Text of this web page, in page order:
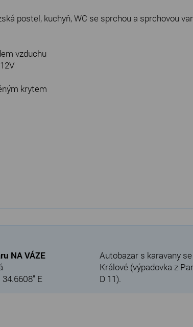
postel, kuchyň, WC se sprchou a sprchovou
vzduchu
krytem
NA VÁZE
34.6608" E
Autobazar s karavany
Králové (výpadovka z
D 11).